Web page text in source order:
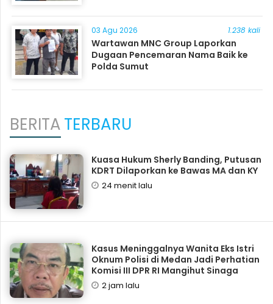
03 Agu 2026 1.238 kali
Wartawan MNC Group Laporkan
Dugaan Pencemaran Nama Baik ke
Polda Sumut
BERITATERBARU
Kuasa Hukum Sherly Banding, Putusan
KDRT Dilaporkan ke Bawas MA dan KY
24 menit lalu
Kasus Meninggalnya Wanita Eks Istri
Oknum Polisi di Medan Jadi Perhatian
Komisi III DPR RI Mangihut Sinaga
2 jam lalu